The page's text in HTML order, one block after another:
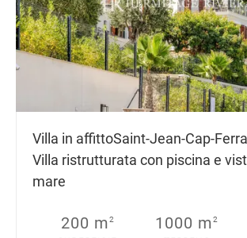
Villa in affittoSaint-Jean-Cap-
Villa ristrutturata con piscina e
mare
200 m2 1000 m2